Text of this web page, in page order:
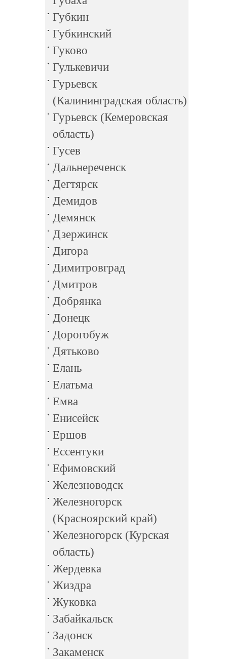
Губкин
Губкинский
Гуково
Гулькевичи
Гурьевск
(Калининградская область)
Гурьевск (Кемеровская
область)
Гусев
Дальнереченск
Дегтярск
Демидов
Демянск
Дзержинск
Дигора
Димитровград
Дмитров
Добрянка
Донецк
Дорогобуж
Дятьково
Елань
Елатьма
Емва
Енисейск
Ершов
Ессентуки
Ефимовский
Железноводск
Железногорск
(Красноярский край)
Железногорск (Курская
область)
Жердевка
Жиздра
Жуковка
Забайкальск
Задонск
Закаменск